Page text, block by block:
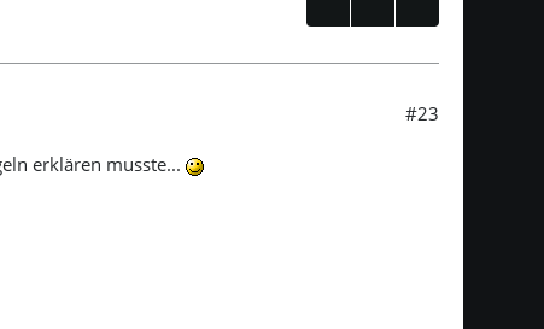
#23
erklären musste...